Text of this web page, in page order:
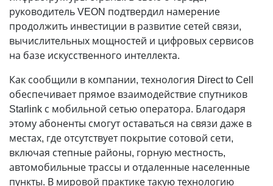
руководитель VEON подтвердил намерение
продолжить инвестиции в развитие сетей связи,
вычислительных мощностей и цифровых сервисов
на базе искусственного интеллекта.
Как сообщили в компании, технология Direct to Cell
обеспечивает прямое взаимодействие спутников
Starlink с мобильной сетью оператора. Благодаря
этому абоненты смогут оставаться на связи даже в
местах, где отсутствует покрытие сотовой сети,
включая степные районы, горную местность,
автомобильные трассы и отдаленные населенные
пункты. В мировой практике такую технологию